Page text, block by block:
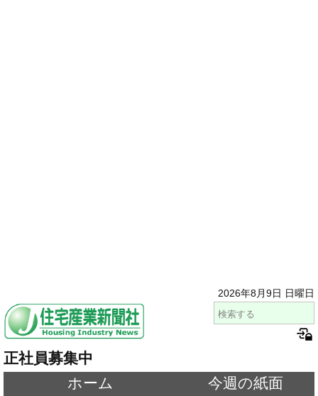
2026年8月9日 日曜日
正社員募集中
ホーム
今週の紙面